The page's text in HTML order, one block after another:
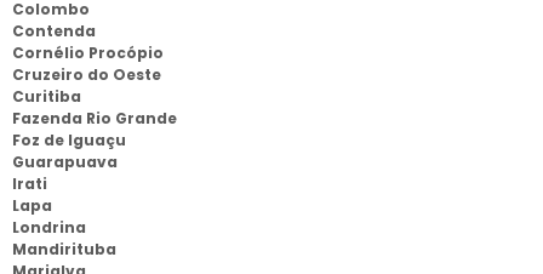
Colombo
Contenda
Cornélio Procópio
Cruzeiro do Oeste
Curitiba
Fazenda Rio Grande
Foz de Iguaçu
Guarapuava
Irati
Lapa
Londrina
Mandirituba